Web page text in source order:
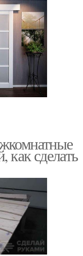
как сделать